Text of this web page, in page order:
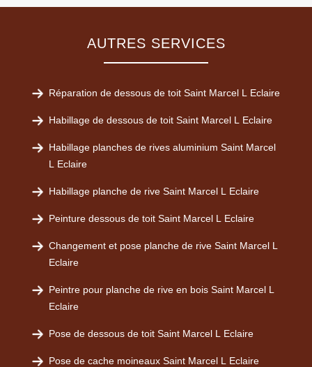
AUTRES SERVICES
Réparation de dessous de toit Saint Marcel L Eclaire
Habillage de dessous de toit Saint Marcel L Eclaire
Habillage planches de rives aluminium Saint Marcel
L Eclaire
Habillage planche de rive Saint Marcel L Eclaire
Peinture dessous de toit Saint Marcel L Eclaire
Changement et pose planche de rive Saint Marcel L
Eclaire
Peintre pour planche de rive en bois Saint Marcel L
Eclaire
Pose de dessous de toit Saint Marcel L Eclaire
Pose de cache moineaux Saint Marcel L Eclaire